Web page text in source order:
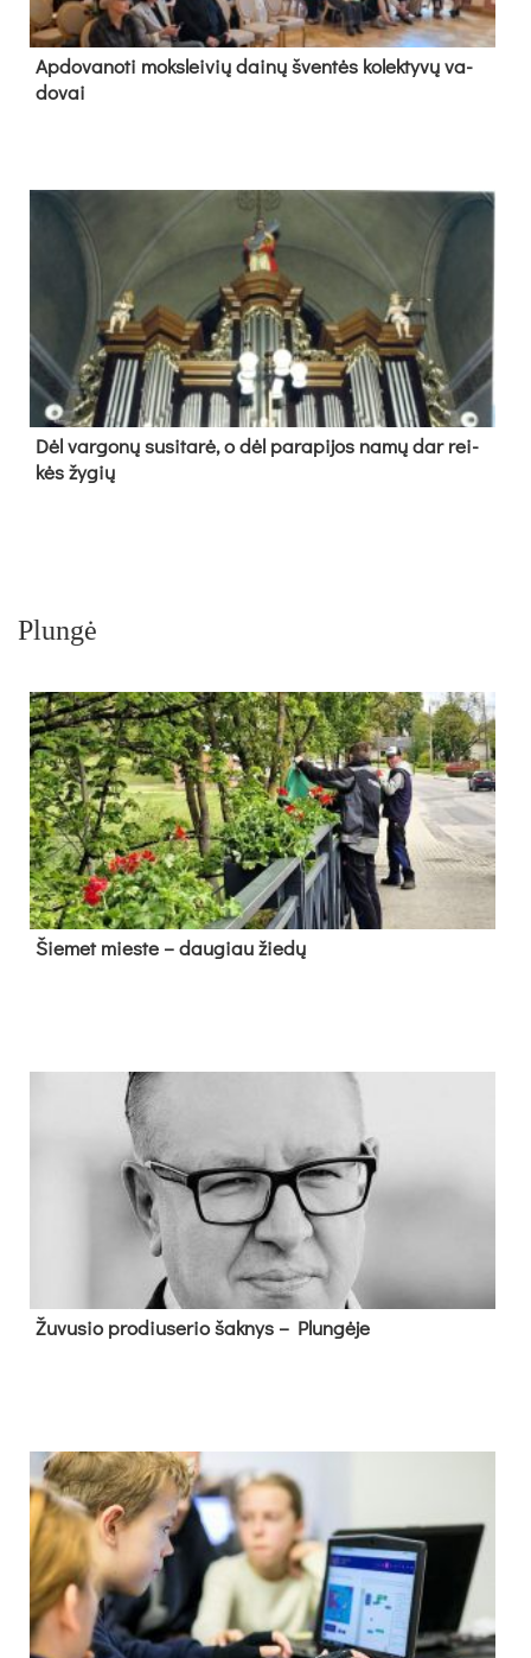
Ap­do­va­no­ti moks­lei­vių dai­nų šven­tės ko­lek­ty­vų va­
do­vai
Dėl var­go­nų su­si­ta­rė, o dėl pa­ra­pi­jos na­mų dar rei­
kės žy­gių
Plungė
Šie­met mies­te – dau­giau žie­dų
Žu­vu­sio pro­diu­se­rio šak­nys – Plun­gė­je